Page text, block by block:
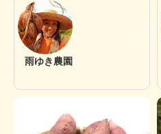
雨ゆき農園